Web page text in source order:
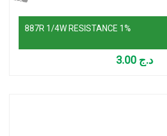
887R 1/4W RESISTANCE 1%
د.ج